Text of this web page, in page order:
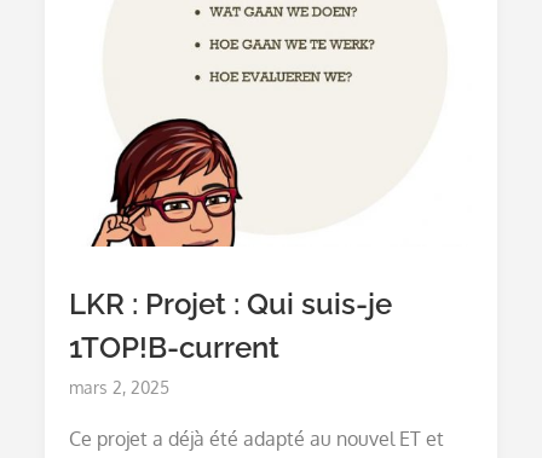
LKR : Projet : Qui suis-je
1TOP!B-current
Posted
mars 2, 2025
Ce projet a déjà été adapté au nouvel ET et